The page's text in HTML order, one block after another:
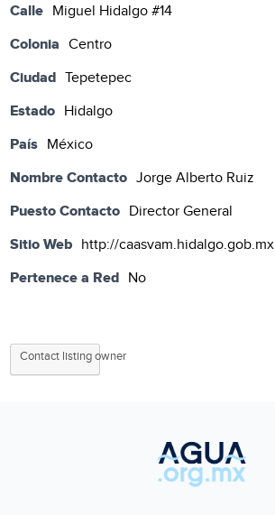
Calle Miguel Hidalgo #14
Colonia Centro
Ciudad Tepetepec
Estado Hidalgo
País México
Nombre Contacto Jorge Alberto Ruiz
Puesto Contacto Director General
Sitio Web http://caasvam.hidalgo.gob.mx
Pertenece a Red No
Contact listing owner